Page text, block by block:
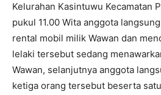
Kelurahan Kasintuwu Kecamatan
pukul 11.00 Wita anggota
rental mobil milik Wawan dan
lelaki tersebut sedang
Wawan, selanjutnya anggota
ketiga orang tersebut beserta